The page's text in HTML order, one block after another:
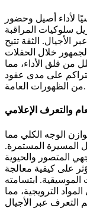
لأداء أصيل وحضور
سلوكيات المراقبة
الأجيال. الثقة تتيح
خلال الحفلات
من قلق الأداء، مما
على مدى عقود
من الظهورات العامة.
والتعرف الإعلامي
الوجه الكلي مما
المسيرة المستمرة.
المتصور والحيوية
على كيفية معالجة
الموسيقية. ابتسامته
الترويجية، مما